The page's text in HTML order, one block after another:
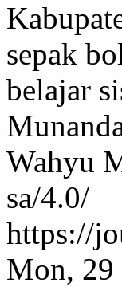
sepak
belajar
Wahyu
sa/4.0/
https://
Mon, 29